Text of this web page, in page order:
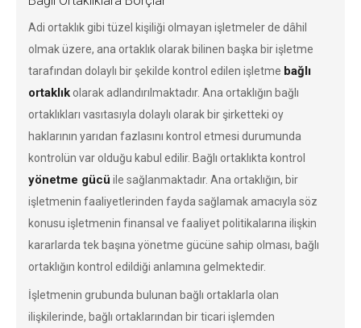
Adi ortaklık gibi tüzel kişiliği olmayan işletmeler de dâhil
olmak üzere, ana ortaklık olarak bilinen başka bir işletme
tarafından dolaylı bir şekilde kontrol edilen işletme bağlı
ortaklık olarak adlandırılmaktadır. Ana ortaklığın bağlı
ortaklıkları vasıtasıyla dolaylı olarak bir şirketteki oy
haklarının yarıdan fazlasını kontrol etmesi durumunda
kontrolün var olduğu kabul edilir. Bağlı ortaklıkta kontrol
yönetme gücü ile sağlanmaktadır. Ana ortaklığın, bir
işletmenin faaliyetlerinden fayda sağlamak amacıyla söz
konusu işletmenin finansal ve faaliyet politikalarına ilişkin
kararlarda tek başına yönetme gücüne sahip olması, bağlı
ortaklığın kontrol edildiği anlamına gelmektedir.
İşletmenin grubunda bulunan bağlı ortaklarla olan
ilişkilerinde, bağlı ortaklarından bir ticari işlemden